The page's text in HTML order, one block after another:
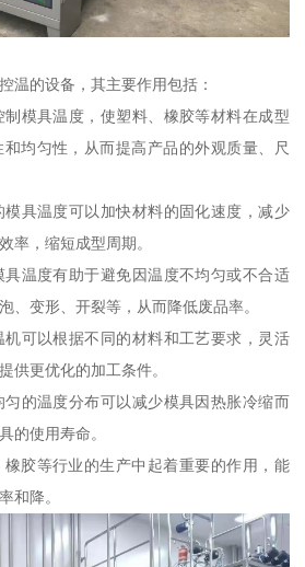
温的设备，其主要作用包括：
模具温度，使塑料、橡胶等材料在成型
均匀性，从而提高产品的外观质量、尺
具温度可以加快材料的固化速度，减少
率，缩短成型周期。
温度有助于避免因温度不均匀或不合适
、变形、开裂等，从而降低废品率。
可以根据不同的材料和工艺要求，灵活
供更优化的加工条件。
的温度分布可以减少模具因热胀冷缩而
的使用寿命。
胶等行业的生产中起着重要的作用，能
和降。